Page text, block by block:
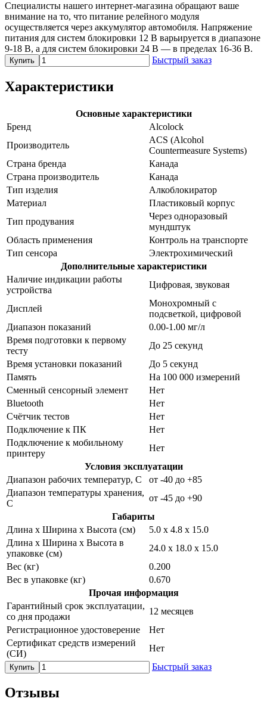
Специалисты нашего интернет-магазина обращают ваше
внимание на то, что питание релейного модуля
осуществляется через аккумулятор автомобиля. Напряжение
питания для систем блокировки 12 В варьируется в диапазоне
9-18 В, а для систем блокировки 24 В — в пределах 16-36 В.
Купить Быстрый заказ
Характеристики
Основные характеристики
Бренд
Alcolock
Производитель
ACS (Alcohol
Countermeasure Systems)
Страна бренда
Канада
Страна производитель
Канада
Тип изделия
Алкоблокиратор
Материал
Пластиковый корпус
Тип продувания
Через одноразовый
мундштук
Область применения
Контроль на транспорте
Тип сенсора
Электрохимический
Дополнительные характеристики
Наличие индикации работы
устройства
Цифровая, звуковая
Дисплей
Монохромный с
подсветкой, цифровой
Диапазон показаний
0.00-1.00 мг/л
Время подготовки к первому
тесту
До 25 секунд
Время установки показаний
До 5 секунд
Память
На 100 000 измерений
Сменный сенсорный элемент
Нет
Bluetooth
Нет
Счётчик тестов
Нет
Подключение к ПК
Нет
Подключение к мобильному
принтеру
Нет
Условия эксплуатации
Диапазон рабочих температур, С
от -40 до +85
Диапазон температуры хранения,
С
от -45 до +90
Габариты
Длина х Ширина х Высота (см)
5.0 х 4.8 х 15.0
Длина х Ширина х Высота в
упаковке (см)
24.0 х 18.0 х 15.0
Вес (кг)
0.200
Вес в упаковке (кг)
0.670
Прочая информация
Гарантийный срок эксплуатации,
со дня продажи
12 месяцев
Регистрационное удостоверение
Нет
Сертификат средств измерений
(СИ)
Нет
Купить Быстрый заказ
Отзывы